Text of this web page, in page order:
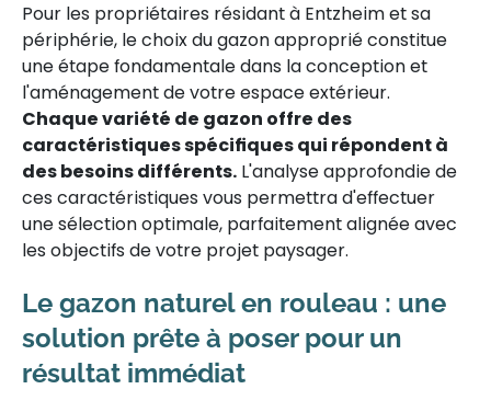
Pour les propriétaires résidant à Entzheim et sa
périphérie, le choix du gazon approprié constitue
une étape fondamentale dans la conception et
l'aménagement de votre espace extérieur.
Chaque variété de gazon offre des
caractéristiques spécifiques qui répondent à
des besoins différents. L'analyse approfondie de
ces caractéristiques vous permettra d'effectuer
une sélection optimale, parfaitement alignée avec
les objectifs de votre projet paysager.
Le gazon naturel en rouleau : une
solution prête à poser pour un
résultat immédiat